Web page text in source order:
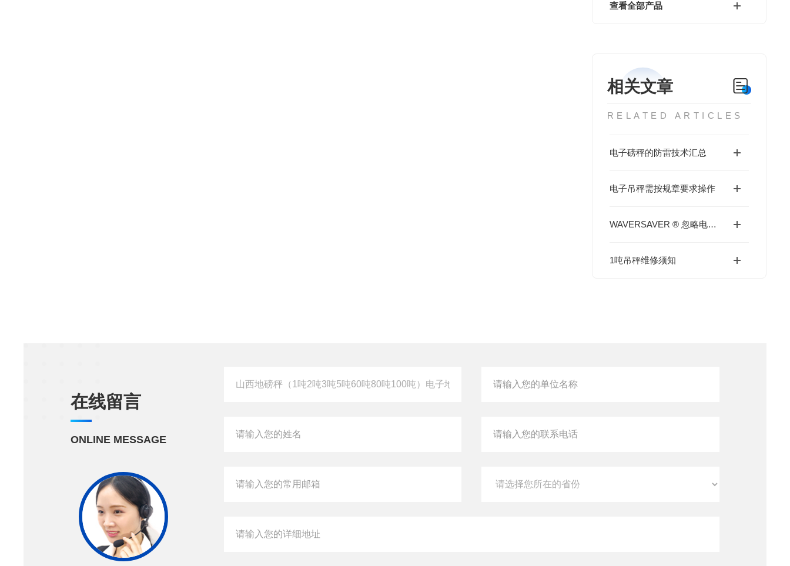
查看全部产品
相关文章
RELATED ARTICLES
电子磅秤的防雷技术汇总
电子吊秤需按规章要求操作
WAVERSAVER ® 忽略电子秤及周边的振动
1吨吊秤维修须知
在线留言
ONLINE MESSAGE